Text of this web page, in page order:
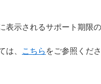
表示されるサポート期限
は、 こちら をご参照くださ